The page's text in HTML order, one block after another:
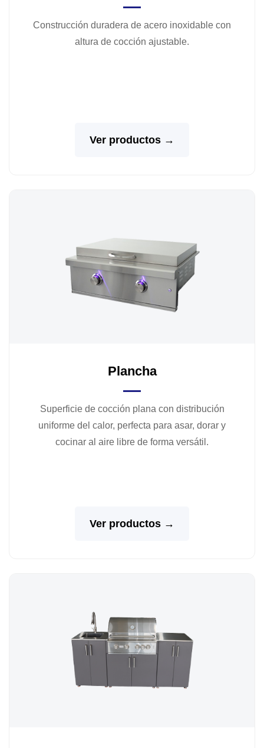
Construcción duradera de acero inoxidable con
altura de cocción ajustable.
Ver productos →
Plancha
Superficie de cocción plana con distribución
uniforme del calor, perfecta para asar, dorar y
cocinar al aire libre de forma versátil.
Ver productos →